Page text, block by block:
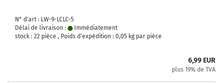
N° d'art : LW-9-LCLC-5
Délai de livraison :
Immédiatement
stock : 22 pièce , Poids d'expédition : 0,05 kg par pièce
6,99 EUR
plus 19% de TVA